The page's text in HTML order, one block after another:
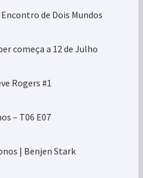
de Dois Mundos
começa a 12 de Julho
Rogers #1
– T06 E07
| Benjen Stark